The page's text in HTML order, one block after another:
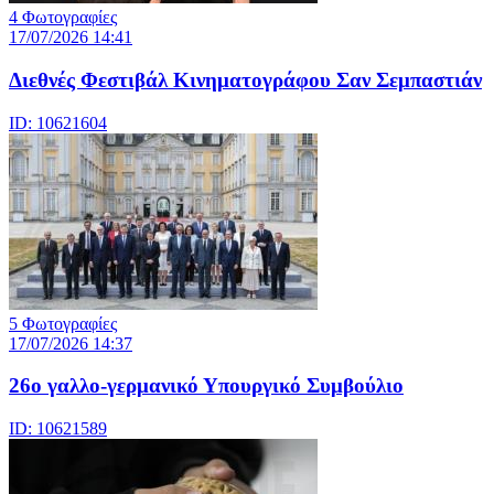
4 Φωτογραφίες
17/07/2026 14:41
Διεθνές Φεστιβάλ Κινηματογράφου Σαν Σεμπαστιάν
ID: 10621604
5 Φωτογραφίες
17/07/2026 14:37
26ο γαλλο-γερμανικό Υπουργικό Συμβούλιο
ID: 10621589